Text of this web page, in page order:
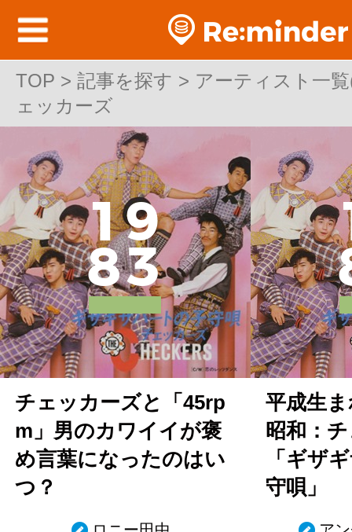
TOP > 記事を探す > アーティスト一
ェッカーズ
TOP > 記事を探す > アーティスト一
ェッカーズ
19
83
チェッカーズと「45rp
m」男のカワイイが褒
め言葉になったのはい
つ？
平成生
昭和：
「ギザ
守唄」